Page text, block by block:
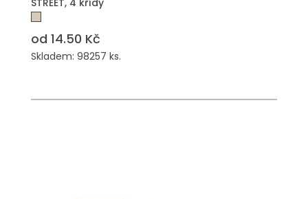
STREET, 4 křídy
od 14.50 Kč
Skladem: 98257 ks.